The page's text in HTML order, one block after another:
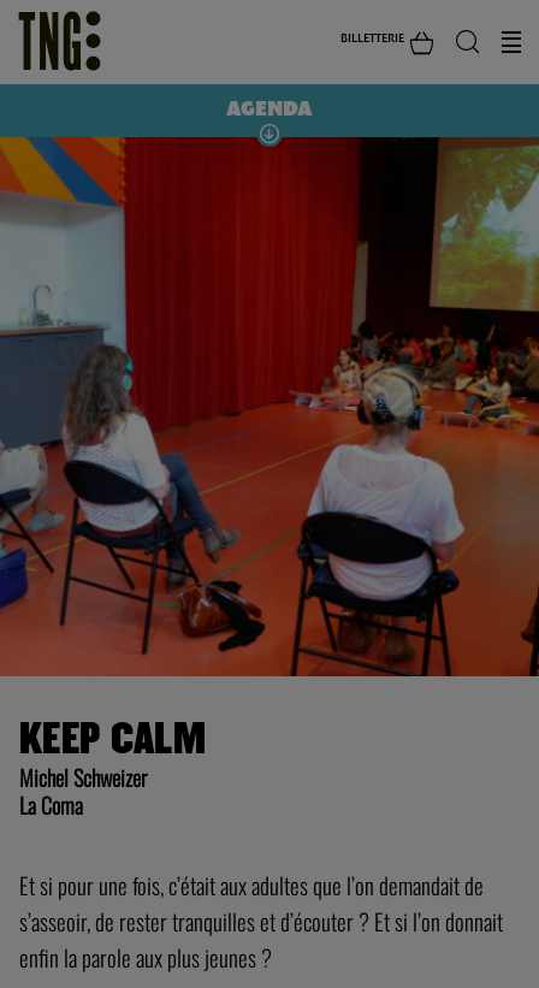
BILLETTERIE
AGENDA
KEEP CALM
Michel Schweizer
La Coma
Et si pour une fois, c’était aux adultes que l’on demandait de
s’asseoir, de rester tranquilles et d’écouter ? Et si l’on donnait
enfin la parole aux plus jeunes ?